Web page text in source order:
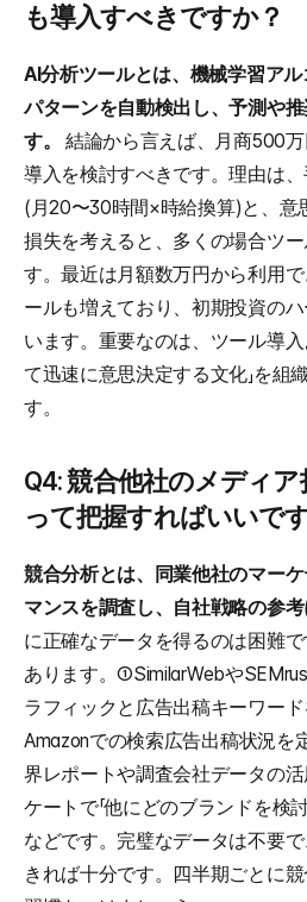
も導入すべきですか？
AI分析ツールとは、機械学習ア
パターンを自動検出し、予測や
す。
結論から言えば、月商500
導入を検討すべきです。理由は
(月20〜30時間×時給換算)と、意
損失を考えると、多くの場合ツ
す。最近は月額数万円から利用
ールも増えており、初期投資の
います。重要なのは、ツール導入
て迅速に意思決定する文化」を組
す。
Q4: 競合他社のメディ
って把握すればいいで
競合分析とは、同業他社のマー
マンスを調査し、自社戦略の参考
に正確なデータを得るのは困難
あります。①SimilarWebや
ラフィックと広告出稿キーワー
Amazonでの検索広告出稿状況を
界レポートや調査会社データの
ケートで「他にどのブランドを検
などです。完璧なデータは不要
きれば十分です。四半期ごとに